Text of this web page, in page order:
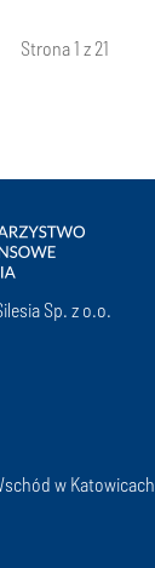
Strona 1 z 21
Sp. z o.o.
w Katowicach